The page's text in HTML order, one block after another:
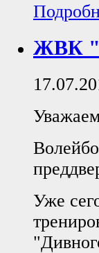
ЖВК
Уже